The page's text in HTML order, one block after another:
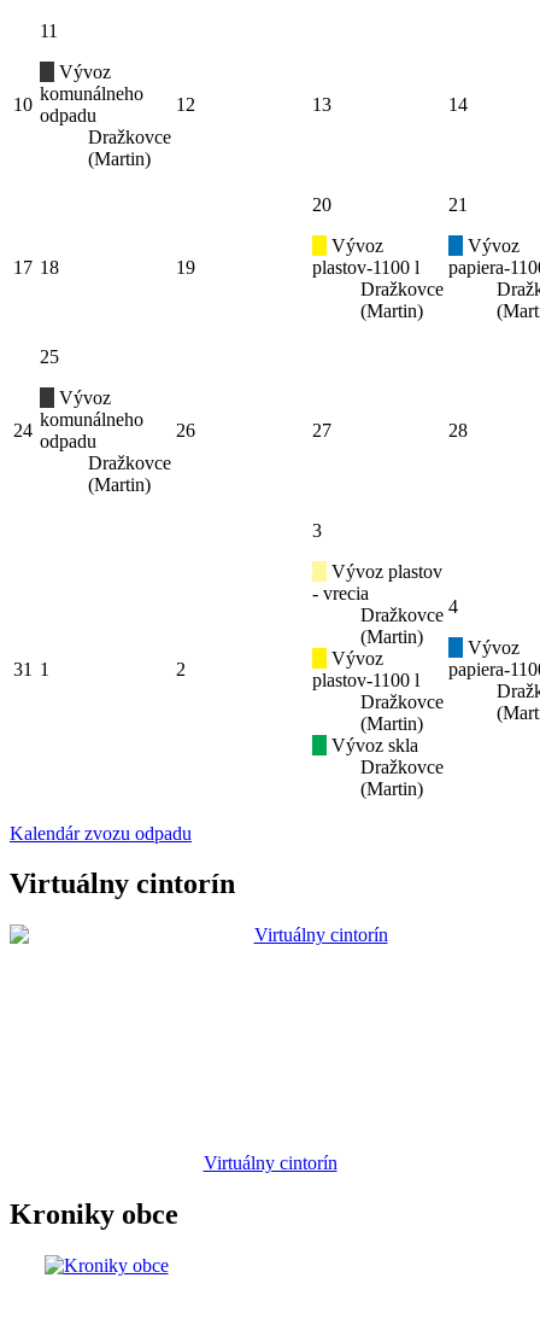
10
11
Vývoz
komunálneho
odpadu
Dražkovce
(Martin)
12 13 14
17 18 19
20
Vývoz
plastov-1100 l
Dražkovce
(Martin)
21
Vývoz
papiera-
24
25
Vývoz
komunálneho
odpadu
Dražkovce
(Martin)
26 27 28
31 1 2
3
Vývoz plastov
- vrecia
Dražkovce
(Martin)
Vývoz
plastov-1100 l
Dražkovce
(Martin)
Vývoz skla
Dražkovce
(Martin)
4
Vývoz
papiera-
Kalendár zvozu odpadu
Virtuálny cintorín
Virtuálny cintorín
Kroniky obce